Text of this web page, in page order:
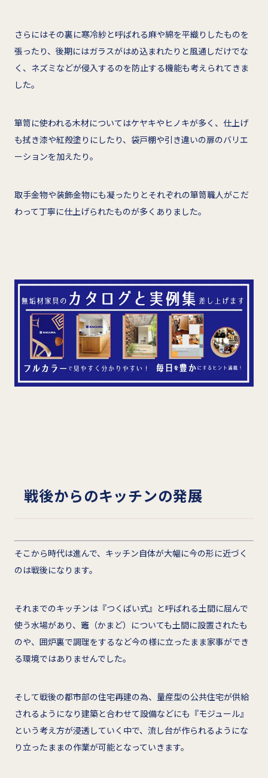
さらにはその裏に寒冷紗と呼ばれる麻や綿を平織りしたものを
張ったり、後期にはガラスがはめ込まれたりと風通しだけでな
く、ネズミなどが侵入するのを防止する機能も考えられてきま
した。
箪笥に使われる木材についてはケヤキやヒノキが多く、仕上げ
も拭き漆や紅殻塗りにしたり、袋戸棚や引き違いの扉のバリエ
ーションを加えたり。
取手金物や装飾金物にも凝ったりとそれぞれの箪笥職人がこだ
わって丁寧に仕上げられたものが多くありました。
戦後からのキッチンの発展
そこから時代は進んで、キッチン自体が大幅に今の形に近づく
のは戦後になります。
それまでのキッチンは『つくばい式』と呼ばれる土間に屈んで
使う水場があり、竈（かまど）についても土間に設置されたも
のや、囲炉裏で調理をするなど今の様に立ったまま家事ができ
る環境ではありませんでした。
そして戦後の都市部の住宅再建の為、量産型の公共住宅が供給
されるようになり建築と合わせて設備などにも『モジュール』
という考え方が浸透していく中で、流し台が作られるようにな
り立ったままの作業が可能となっていきます。